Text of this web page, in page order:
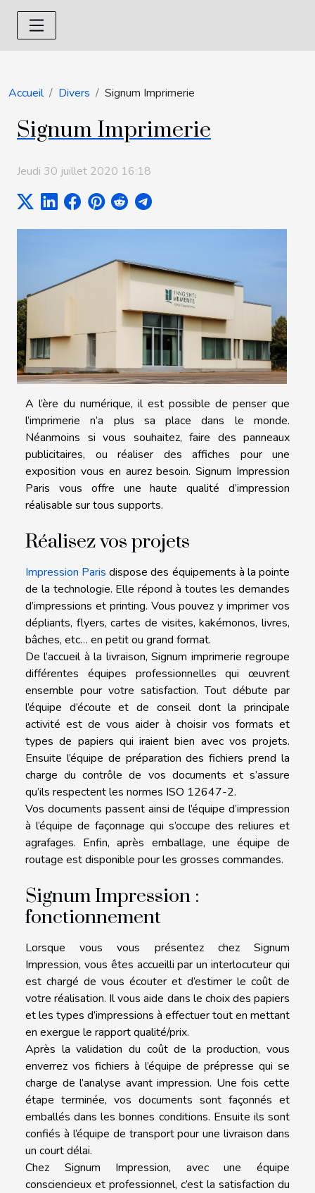
Accueil Divers Signum Imprimerie
Signum Imprimerie
Jeudi 30 juillet 2020 16:18
A l’ère du numérique, il est possible de penser que
l’imprimerie n’a plus sa place dans le monde.
Néanmoins si vous souhaitez, faire des panneaux
publicitaires, ou réaliser des affiches pour une
exposition vous en aurez besoin. Signum Impression
Paris vous offre une haute qualité d’impression
réalisable sur tous supports.
Réalisez vos projets
Impression Paris dispose des équipements à la pointe
de la technologie. Elle répond à toutes les demandes
d’impressions et printing. Vous pouvez y imprimer vos
dépliants, flyers, cartes de visites, kakémonos, livres,
bâches, etc… en petit ou grand format.
De l’accueil à la livraison, Signum imprimerie regroupe
différentes équipes professionnelles qui œuvrent
ensemble pour votre satisfaction. Tout débute par
l’équipe d’écoute et de conseil dont la principale
activité est de vous aider à choisir vos formats et
types de papiers qui iraient bien avec vos projets.
Ensuite l’équipe de préparation des fichiers prend la
charge du contrôle de vos documents et s’assure
qu’ils respectent les normes ISO 12647-2.
Vos documents passent ainsi de l’équipe d’impression
à l’équipe de façonnage qui s’occupe des reliures et
agrafages. Enfin, après emballage, une équipe de
routage est disponible pour les grosses commandes.
Signum Impression :
fonctionnement
Lorsque vous vous présentez chez Signum
Impression, vous êtes accueilli par un interlocuteur qui
est chargé de vous écouter et d’estimer le coût de
votre réalisation. Il vous aide dans le choix des papiers
et les types d’impressions à effectuer tout en mettant
en exergue le rapport qualité/prix.
Après la validation du coût de la production, vous
enverrez vos fichiers à l’équipe de prépresse qui se
charge de l’analyse avant impression. Une fois cette
étape terminée, vos documents sont façonnés et
emballés dans les bonnes conditions. Ensuite ils sont
confiés à l’équipe de transport pour une livraison dans
un court délai.
Chez Signum Impression, avec une équipe
consciencieux et professionnel, c’est la satisfaction du